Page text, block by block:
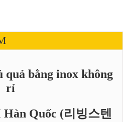
bằng inox không
rỉ
Quốc (리빙스텐